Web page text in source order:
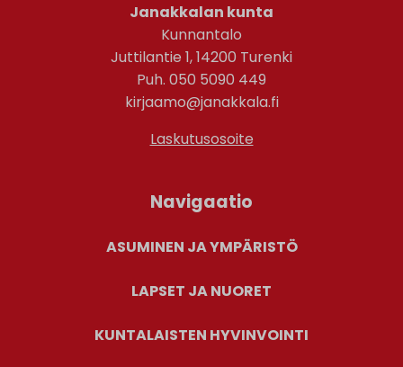
Janakkalan kunta
Kunnantalo
Juttilantie 1, 14200 Turenki
Puh. 050 5090 449
kirjaamo@janakkala.fi
Laskutusosoite
Navigaatio
ASUMINEN JA YMPÄRISTÖ
LAPSET JA NUORET
KUNTALAISTEN HYVINVOINTI